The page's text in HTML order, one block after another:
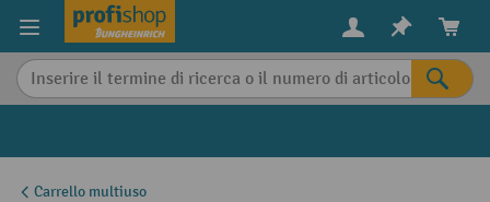
content
Carrello multiuso